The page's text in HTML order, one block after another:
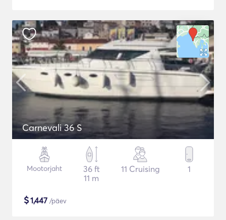
Carnevali 36 S
Mootorjaht
36 ft
11 m
11 Cruising 1
$1,447 /päev